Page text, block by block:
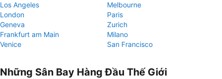
Los Angeles
Melbourne
London
Paris
Geneva
Zurich
Frankfurt am Main
Milano
Venice
San Francisco
Những Sân Bay Hàng Đầu Thế Giới